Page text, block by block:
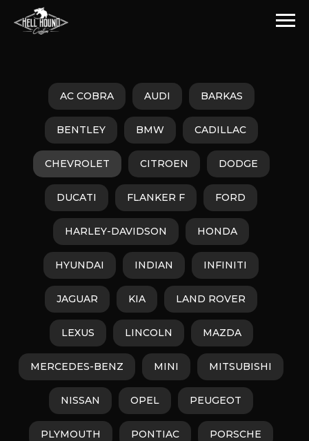
AC COBRA AUDI BARKAS
BENTLEY BMW CADILLAC
CHEVROLET CITROEN DODGE
DUCATI FLANKER F FORD
HARLEY-DAVIDSON HONDA
HYUNDAI INDIAN INFINITI
JAGUAR KIA LAND ROVER
LEXUS LINCOLN MAZDA
MERCEDES-BENZ MINI MITSUBISHI
NISSAN OPEL PEUGEOT
PLYMOUTH PONTIAC PORSCHE